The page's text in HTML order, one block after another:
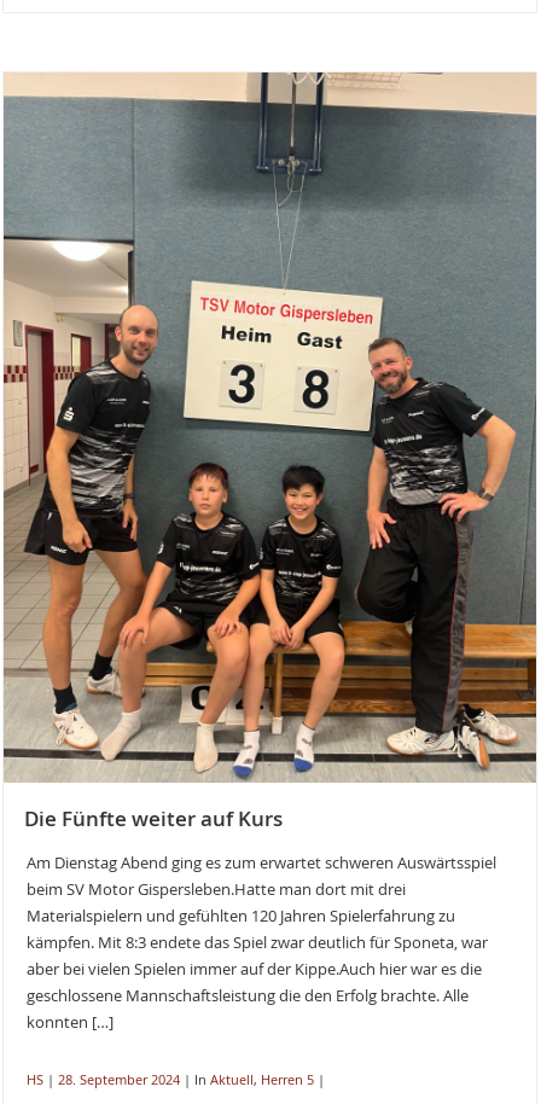
Die Fünfte weiter auf Kurs
Am Dienstag Abend ging es zum erwartet schweren Auswärtsspiel
beim SV Motor Gispersleben.Hatte man dort mit drei
Materialspielern und gefühlten 120 Jahren Spielerfahrung zu
kämpfen. Mit 8:3 endete das Spiel zwar deutlich für Sponeta, war
aber bei vielen Spielen immer auf der Kippe.Auch hier war es die
geschlossene Mannschaftsleistung die den Erfolg brachte. Alle
konnten […]
HS| 28. September 2024| In Aktuell, Herren 5|